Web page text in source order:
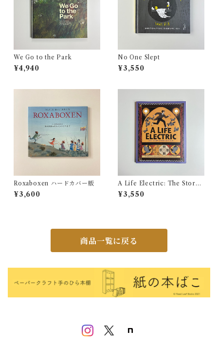
We Go to the Park
¥4,940
No One Slept
¥3,550
Roxaboxen ハードカバー版
¥3,600
A Life Electric: The Story
of Nikola Tesla
¥3,550
商品一覧に戻る